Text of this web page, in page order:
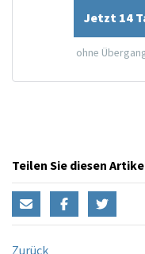
Jetzt 14
ohne
Teilen Sie diesen